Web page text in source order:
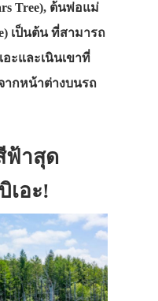
Tree), ต้นพ่อแม่
เป็นต้น ที่สามารถ
ะและเนินเขาที่
ากหน้าต่างบนรถ
ฟ้าสุด
เอะ!